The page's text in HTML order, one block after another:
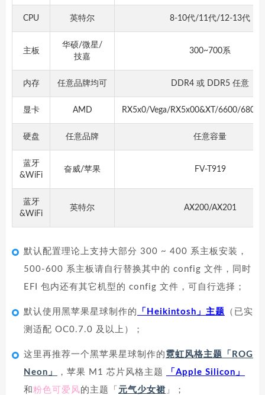
CPU 英特尔 8-10代/11代/12-13代
主板
华硕/微星/
技嘉
300~700系
内存 任意品牌均可 DDR4 或 DDR5 任意
显卡 AMD RX5x0/Vega/RX5x00&XT/6600/
硬盘 任意品牌 任意容量
蓝牙
&WiFi
奋威/苹果 FV-T919
蓝牙
&WiFi
英特尔 AX200/AX201
默认配置理论上支持大部分 300 ~ 400 系主板安装，
500-600 系主板请自行替换其中的 config 文件，同时
EFI 包内还有其它机型的 config 文件，可自行选择；
默认使用黑苹果星球制作的 「Heikintosh」主题 （已实
测适配 OC0.7.0 及以上）；
这里再推荐一个黑苹果星球制作的 霓虹风格主题「ROG
Neon」
，苹果 M1 芯片风格主题
「Apple Silicon」
和 粉色可爱风的主题「 元气少女裙 」；